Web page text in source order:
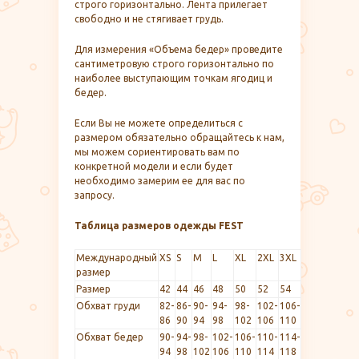
строго горизонтально. Лента прилегает
свободно и не стягивает грудь.
Для измерения «Объема бедер» проведите
сантиметровую строго горизонтально по
наиболее выступающим точкам ягодиц и
бедер.
Если Вы не можете определиться с
размером обязательно обращайтесь к нам,
мы можем сориентировать вам по
конкретной модели и если будет
необходимо замерим ее для вас по
запросу.
Таблица размеров одежды FEST
Международный
размер
XS S M L XL 2XL 3XL
Размер 42 44 46 48 50 52
54
Обхват груди
82-
86
86-
90
90-
94
94-
98
98-
102
102-
106
106-
110
Обхват бедер
90-
94
94-
98
98-
102
102-
106
106-
110
110-
114
114-
118